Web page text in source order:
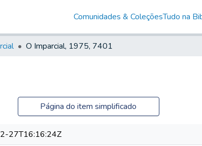
Comunidades & ColeçõesTudo na
O Imparcial, 1975, 7401
Página do item simplificado
27T16:16:24Z